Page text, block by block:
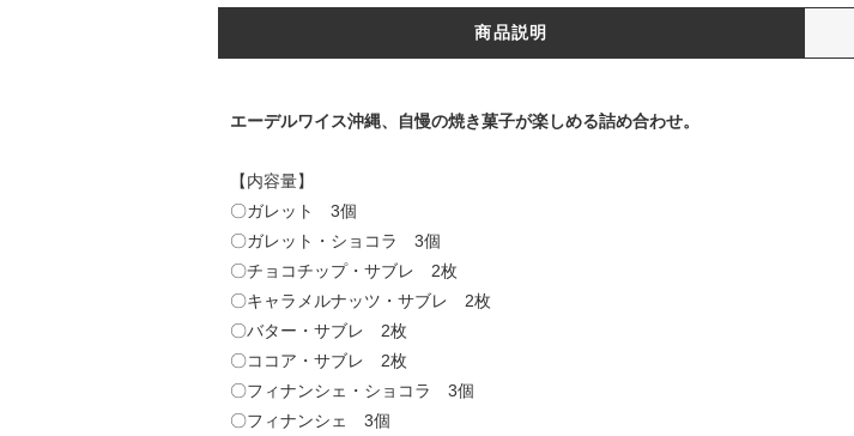
商品説明
エーデルワイス沖縄、自慢の焼き菓子が楽しめる詰め合わせ。
【内容量】
〇ガレット 3個
〇ガレット・ショコラ 3個
〇チョコチップ・サブレ 2枚
〇キャラメルナッツ・サブレ 2枚
〇バター・サブレ 2枚
〇ココア・サブレ 2枚
〇フィナンシェ・ショコラ 3個
〇フィナンシェ 3個